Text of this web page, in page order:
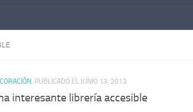
PUBLICADO EL JUNIO 13, 2013
interesante librería accesible